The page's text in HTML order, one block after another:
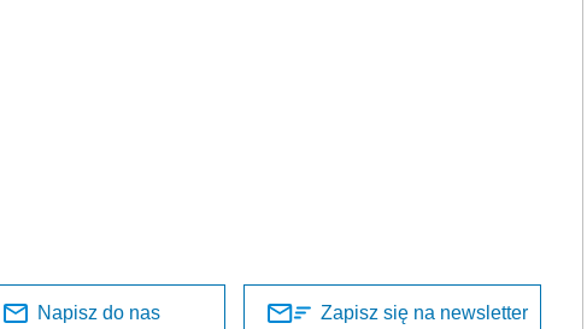
Napisz do nas Zapisz się na newsletter